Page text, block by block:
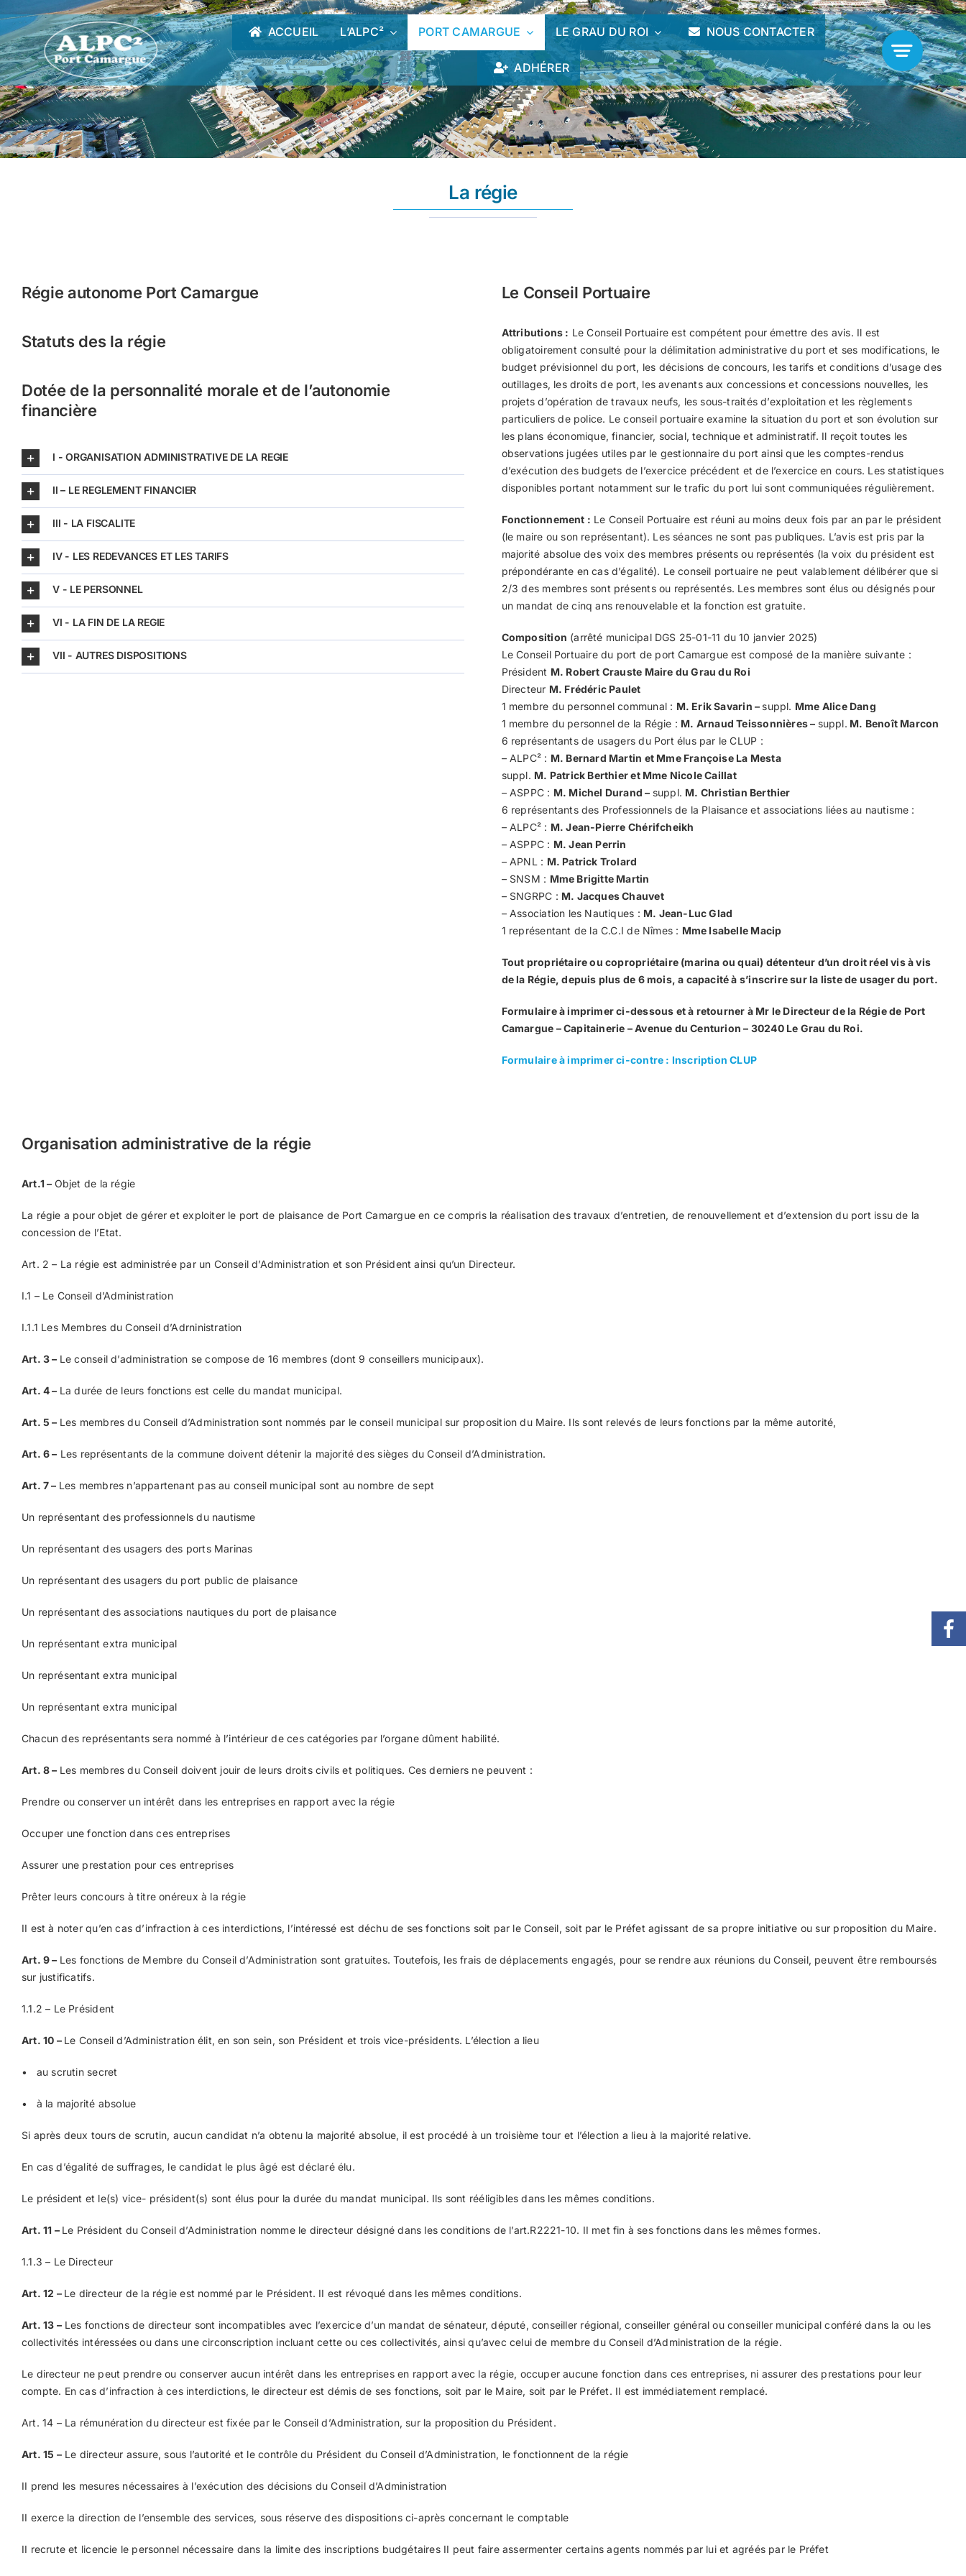
contenu
ACCUEIL L’ALPC² PORT CAMARGUE LE GRAU DU ROI NOUS CONTACTER
ADHÉRER
La régie
Régie autonome Port Camargue
Statuts des la régie
Dotée de la personnalité morale et de l’autonomie
financière
I - ORGANISATION ADMINISTRATIVE DE LA REGIE
II – LE REGLEMENT FINANCIER
III - LA FISCALITE
IV - LES REDEVANCES ET LES TARIFS
V - LE PERSONNEL
VI - LA FIN DE LA REGIE
VII - AUTRES DISPOSITIONS
Le Conseil Portuaire
Attributions : Le Conseil Portuaire est compétent pour émettre des avis. Il est
obligatoirement consulté pour la délimitation administrative du port et ses modifications, le
budget prévisionnel du port, les décisions de concours, les tarifs et conditions d’usage des
outillages, les droits de port, les avenants aux concessions et concessions nouvelles, les
projets d’opération de travaux neufs, les sous-traités d’exploitation et les règlements
particuliers de police. Le conseil portuaire examine la situation du port et son évolution sur
les plans économique, financier, social, technique et administratif. Il reçoit toutes les
observations jugées utiles par le gestionnaire du port ainsi que les comptes-rendus
d’exécution des budgets de l’exercice précédent et de l’exercice en cours. Les statistiques
disponibles portant notamment sur le trafic du port lui sont communiquées régulièrement.
Fonctionnement : Le Conseil Portuaire est réuni au moins deux fois par an par le président
(le maire ou son représentant). Les séances ne sont pas publiques. L’avis est pris par la
majorité absolue des voix des membres présents ou représentés (la voix du président est
prépondérante en cas d’égalité). Le conseil portuaire ne peut valablement délibérer que si
2/3 des membres sont présents ou représentés. Les membres sont élus ou désignés pour
un mandat de cinq ans renouvelable et la fonction est gratuite.
Composition (arrêté municipal DGS 25-01-11 du 10 janvier 2025)
Le Conseil Portuaire du port de port Camargue est composé de la manière suivante :
Président M. Robert Crauste Maire du Grau du Roi
Directeur M. Frédéric Paulet
1 membre du personnel communal : M. Erik Savarin – suppl. Mme Alice Dang
1 membre du personnel de la Régie : M. Arnaud Teissonnières – suppl. M. Benoît Marcon
6 représentants de usagers du Port élus par le CLUP :
– ALPC² : M. Bernard Martin et Mme Françoise La Mesta
suppl. M. Patrick Berthier et Mme Nicole Caillat
– ASPPC : M. Michel Durand – suppl. M. Christian Berthier
6 représentants des Professionnels de la Plaisance et associations liées au nautisme :
– ALPC² : M. Jean-Pierre Chérifcheikh
– ASPPC : M. Jean Perrin
– APNL : M. Patrick Trolard
– SNSM : Mme Brigitte Martin
– SNGRPC : M. Jacques Chauvet
– Association les Nautiques : M. Jean-Luc Glad
1 représentant de la C.C.I de Nîmes : Mme Isabelle Macip
Tout propriétaire ou copropriétaire (marina ou quai) détenteur d’un droit réel vis à vis
de la Régie, depuis plus de 6 mois, a capacité à s’inscrire sur la liste de usager du port.
Formulaire à imprimer ci-dessous et à retourner à Mr le Directeur de la Régie de Port
Camargue – Capitainerie – Avenue du Centurion – 30240 Le Grau du Roi.
Formulaire à imprimer ci-contre : Inscription CLUP
Organisation administrative de la régie
Art.1 – Objet de la régie
La régie a pour objet de gérer et exploiter le port de plaisance de Port Camargue en ce compris la réalisation des travaux d’entretien, de renouvellement et d’extension du port issu de la
concession de l’Etat.
Art. 2 – La régie est administrée par un Conseil d’Administration et son Président ainsi qu’un Directeur.
I.1 – Le Conseil d’Administration
I.1.1 Les Membres du Conseil d’Adrninistration
Art. 3– Le conseil d’administration se compose de 16 membres (dont 9 conseillers municipaux).
Art. 4– La durée de leurs fonctions est celle du mandat municipal.
Art. 5 – Les membres du Conseil d’Administration sont nommés par le conseil municipal sur proposition du Maire. Ils sont relevés de leurs fonctions par la même autorité,
Art. 6– Les représentants de la commune doivent détenir la majorité des sièges du Conseil d’Administration.
Art. 7– Les membres n’appartenant pas au conseil municipal sont au nombre de sept
Un représentant des professionnels du nautisme
Un représentant des usagers des ports Marinas
Un représentant des usagers du port public de plaisance
Un représentant des associations nautiques du port de plaisance
Un représentant extra municipal
Un représentant extra municipal
Un représentant extra municipal
Chacun des représentants sera nommé à l’intérieur de ces catégories par l’organe dûment habilité.
Art. 8– Les membres du Conseil doivent jouir de leurs droits civils et politiques. Ces derniers ne peuvent :
Prendre ou conserver un intérêt dans les entreprises en rapport avec la régie
Occuper une fonction dans ces entreprises
Assurer une prestation pour ces entreprises
Prêter leurs concours à titre onéreux à la régie
II est à noter qu’en cas d’infraction à ces interdictions, l’intéressé est déchu de ses fonctions soit par le Conseil, soit par le Préfet agissant de sa propre initiative ou sur proposition du Maire.
Art. 9– Les fonctions de Membre du Conseil d’Administration sont gratuites. Toutefois, les frais de déplacements engagés, pour se rendre aux réunions du Conseil, peuvent être remboursés
sur justificatifs.
1.1.2 – Le Président
Art. 10 – Le Conseil d’Administration élit, en son sein, son Président et trois vice-présidents. L’élection a lieu
• au scrutin secret
• à la majorité absolue
Si après deux tours de scrutin, aucun candidat n’a obtenu la majorité absolue, il est procédé à un troisième tour et l’élection a lieu à la majorité relative.
En cas d’égalité de suffrages, le candidat le plus âgé est déclaré élu.
Le président et le(s) vice- président(s) sont élus pour la durée du mandat municipal. Ils sont rééligibles dans les mêmes conditions.
Art. 11 – Le Président du Conseil d’Administration nomme le directeur désigné dans les conditions de l’art.R2221-10. II met fin à ses fonctions dans les mêmes formes.
1.1.3 – Le Directeur
Art. 12 – Le directeur de la régie est nommé par le Président. II est révoqué dans les mêmes conditions.
Art. 13 –Les fonctions de directeur sont incompatibles avec l’exercice d’un mandat de sénateur, député, conseiller régional, conseiller général ou conseiller municipal conféré dans la ou les
collectivités intéressées ou dans une circonscription incluant cette ou ces collectivités, ainsi qu’avec celui de membre du Conseil d’Administration de la régie.
Le directeur ne peut prendre ou conserver aucun intérêt dans les entreprises en rapport avec la régie, occuper aucune fonction dans ces entreprises, ni assurer des prestations pour leur
compte. En cas d’infraction à ces interdictions, le directeur est démis de ses fonctions, soit par le Maire, soit par le Préfet. II est immédiatement remplacé.
Art. 14 – La rémunération du directeur est fixée par le Conseil d’Administration, sur la proposition du Président.
Art. 15 –Le directeur assure, sous l’autorité et le contrôle du Président du Conseil d’Administration, le fonctionnent de la régie
II prend les mesures nécessaires à l’exécution des décisions du Conseil d’Administration
II exerce la direction de l’ensemble des services, sous réserve des dispositions ci-après concernant le comptable
II recrute et licencie le personnel nécessaire dans la limite des inscriptions budgétaires II peut faire assermenter certains agents nommés par lui et agréés par le Préfet